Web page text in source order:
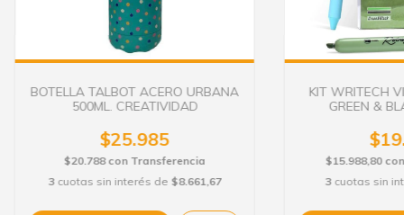
BOTELLA TALBOT ACERO URBANA
500ML. CREATIVIDAD
$25.985
$20.788con Transferencia
3 cuotas sin interés de $8.661,67
KIT WRITECH
GREEN &
$15.988,80 con
3 cuotas sin